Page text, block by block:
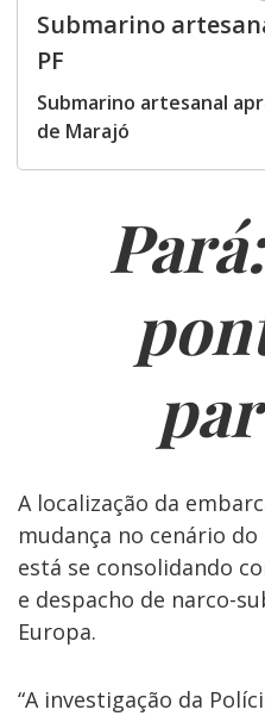
Submarino
PF
Submarino artesanal
de Marajó
A localização da
mudança no cenário
está se consolidando
e despacho de narco-
Europa.
“A investigação da